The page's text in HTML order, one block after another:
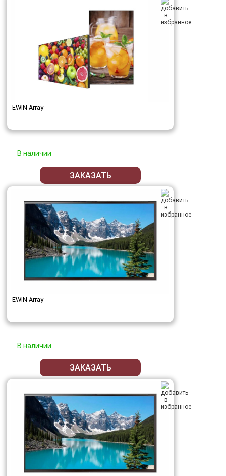
EWIN Array
В наличии
ЗАКАЗАТЬ
EWIN Array
В наличии
ЗАКАЗАТЬ